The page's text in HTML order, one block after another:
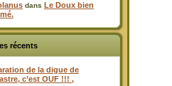
dans Le Doux bien
récents
de la digue de
c’est OUF !!! ,